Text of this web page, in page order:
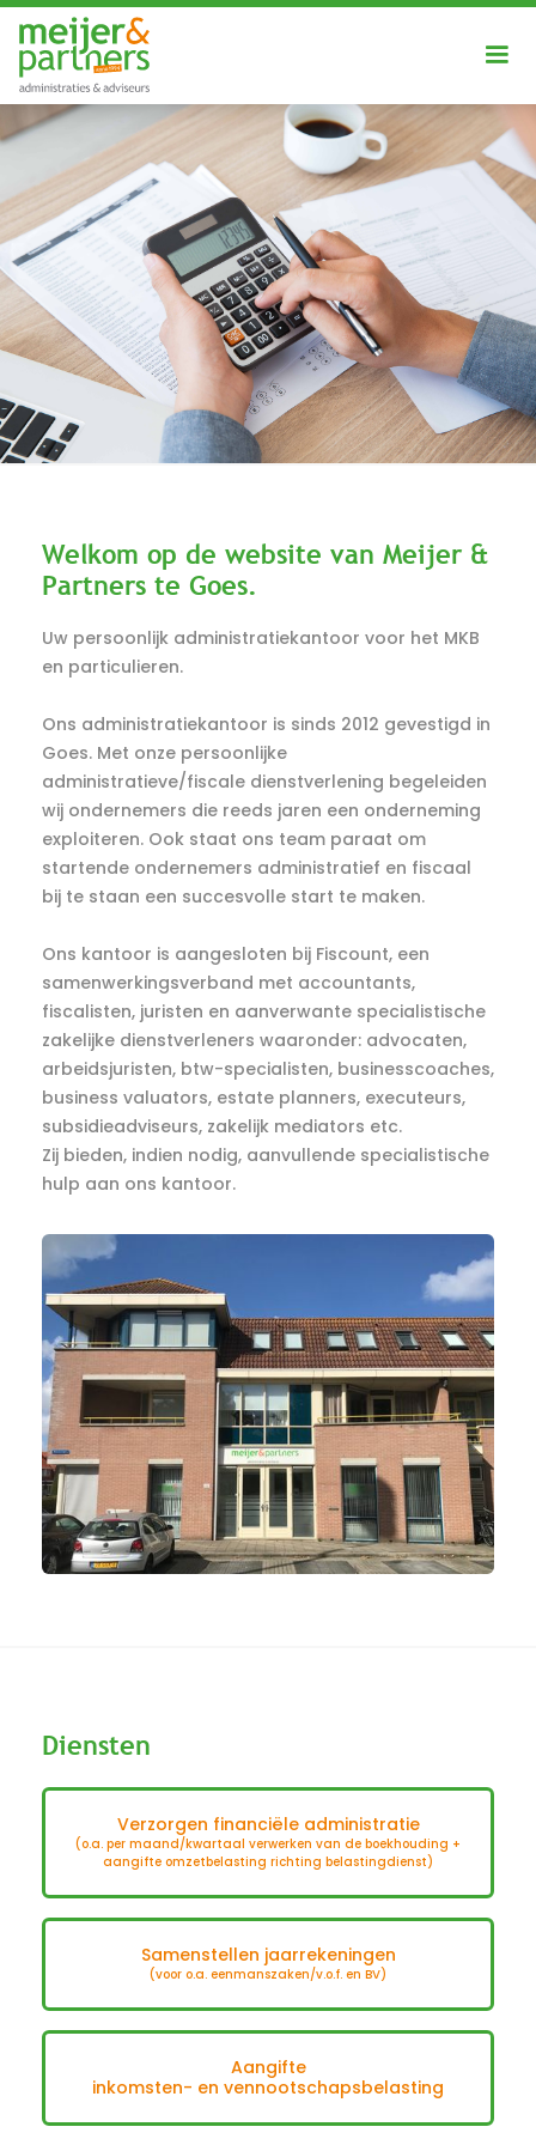
Welkom op de website van Meijer &
Partners te Goes.
Uw persoonlijk administratiekantoor voor het MKB
en particulieren.
Ons administratiekantoor is sinds 2012 gevestigd in
Goes. Met onze persoonlijke
administratieve/fiscale dienstverlening begeleiden
wij ondernemers die reeds jaren een onderneming
exploiteren. Ook staat ons team paraat om
startende ondernemers administratief en fiscaal
bij te staan een succesvolle start te maken.
Ons kantoor is aangesloten bij Fiscount, een
samenwerkingsverband met accountants,
fiscalisten, juristen en aanverwante specialistische
zakelijke dienstverleners waaronder: advocaten,
arbeidsjuristen, btw-specialisten, businesscoaches,
business valuators, estate planners, executeurs,
subsidieadviseurs, zakelijk mediators etc.
Zij bieden, indien nodig, aanvullende specialistische
hulp aan ons kantoor.
Diensten
Verzorgen financiële administratie
(o.a. per maand/kwartaal verwerken van de boekhouding +
aangifte omzetbelasting richting belastingdienst)
Samenstellen jaarrekeningen
(voor o.a. eenmanszaken/v.o.f. en BV)
Aangifte
inkomsten- en vennootschapsbelasting